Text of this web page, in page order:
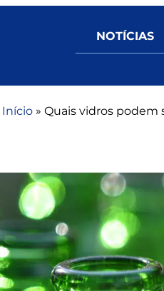
NOTÍCIAS
Início » Quais vidros podem